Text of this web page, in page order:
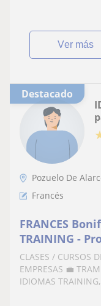
ver más
Destacado
Pozuelo De
Francés
FRANCES
TRAINING -
CLASES / CURSOS
EMPRESAS 💼
IDIOMAS